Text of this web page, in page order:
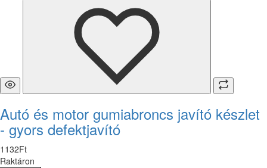
Autó és motor gumiabroncs javító készlet
- gyors defektjavító
1132Ft
Raktáron